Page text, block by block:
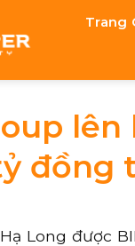
Trang
đồng
Long được